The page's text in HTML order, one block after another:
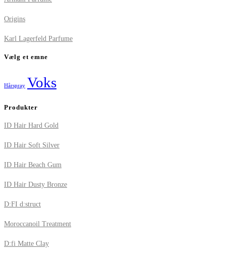
Origins
Karl Lagerfeld Parfume
Vælg et emne
Hårspray Voks
Produkter
ID Hair Hard Gold
ID Hair Soft Silver
ID Hair Beach Gum
ID Hair Dusty Bronze
D:FI d:struct
Moroccanoil Treatment
D:fi Matte Clay